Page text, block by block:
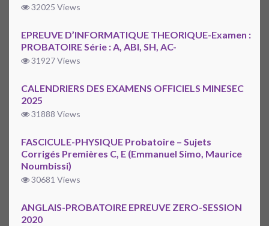
32025 Views
EPREUVE D’INFORMATIQUE THEORIQUE-Examen :
PROBATOIRE Série : A, ABI, SH, AC-
31927 Views
CALENDRIERS DES EXAMENS OFFICIELS MINESEC
2025
31888 Views
FASCICULE-PHYSIQUE Probatoire – Sujets
Corrigés Premières C, E (Emmanuel Simo, Maurice
Noumbissi)
30681 Views
ANGLAIS-PROBATOIRE EPREUVE ZERO-SESSION
2020